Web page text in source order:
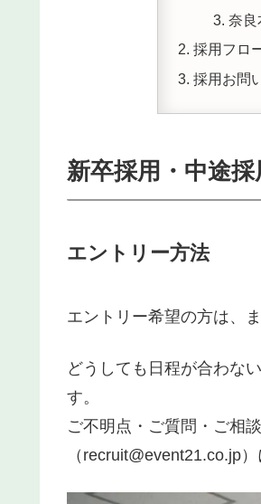
奈良
採用フロ
採用お問
新卒採用・中途
エントリー方法
エントリー希望の方は、
どうしても日程が合わな
す。
ご不明点・ご質問・ご相
（recruit@event21.co.jp